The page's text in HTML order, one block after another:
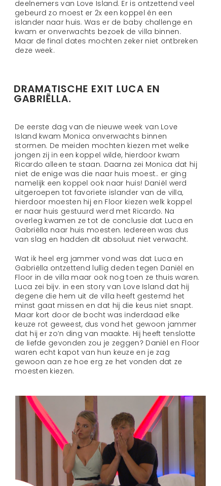
deelnemers van Love Island. Er is ontzettend veel
gebeurd zo moest er 2x een koppel én een
islander naar huis. Was er de baby challenge en
kwam er onverwachts bezoek de villa binnen.
Maar de final dates mochten zeker niet ontbreken
deze week.
DRAMATISCHE EXIT LUCA EN
GABRIËLLA.
De eerste dag van de nieuwe week van Love
Island kwam Monica onverwachts binnen
stormen. De meiden mochten kiezen met welke
jongen zij in een koppel wilde, hierdoor kwam
Ricardo alleen te staan. Daarna zei Monica dat hij
niet de enige was die naar huis moest.. er ging
namelijk een koppel ook naar huis! Daniël werd
uitgeroepen tot favoriete islander van de villa,
hierdoor moesten hij en Floor kiezen welk koppel
er naar huis gestuurd werd met Ricardo. Na
overleg kwamen ze tot de conclusie dat Luca en
Gabriëlla naar huis moesten. Iedereen was dus
van slag en hadden dit absoluut niet verwacht.
Wat ik heel erg jammer vond was dat Luca en
Gabriëlla ontzettend lullig deden tegen Daniël en
Floor in de villa maar ook nog toen ze thuis waren.
Luca zei bijv. in een story van Love Island dat hij
degene die hem uit de villa heeft gestemd het
minst gaat missen en dat hij die keus niet snapt.
Maar kort door de bocht was inderdaad elke
keuze rot geweest, dus vond het gewoon jammer
dat hij er zo’n ding van maakte. Hij heeft tenslotte
de liefde gevonden zou je zeggen? Daniël en Floor
waren echt kapot van hun keuze en je zag
gewoon aan ze hoe erg ze het vonden dat ze
moesten kiezen.